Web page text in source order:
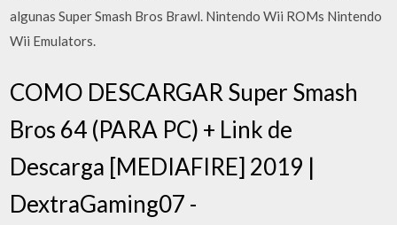
algunas Super Smash Bros Brawl. Nintendo Wii ROMs Nintendo
Wii Emulators.
COMO DESCARGAR Super Smash
Bros 64 (PARA PC) + Link de
Descarga [MEDIAFIRE] 2019 |
DextraGaming07 -